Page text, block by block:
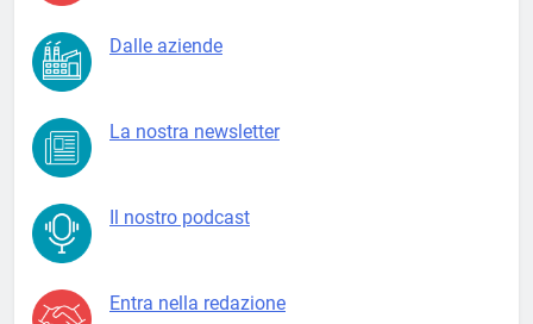
Dalle aziende
La nostra newsletter
Il nostro podcast
Entra nella redazione